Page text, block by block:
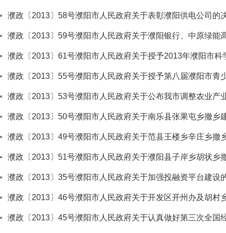
濮政〔2013〕58号濮阳市人民政府关于表彰濮阳供电公司的
濮政〔2013〕59号濮阳市人民政府关于濮阳银行、中原绿能
濮政〔2013〕61号濮阳市人民政府关于授予2013年濮阳市科
濮政〔2013〕55号濮阳市人民政府关于授予第八届濮阳市青
濮政〔2013〕53号濮阳市人民政府关于公布我市调整农业产
濮政〔2013〕50号濮阳市人民政府关于南乐县张果屯乡撤乡
濮政〔2013〕49号濮阳市人民政府关于范县王楼乡辛庄乡撤
濮政〔2013〕51号濮阳市人民政府关于濮阳县子岸乡胡状乡
濮政〔2013〕35号濮阳市人民政府关于加强投融资平台建设
濮政〔2013〕46号濮阳市人民政府关于开发区开州办及胡村
濮政〔2013〕45号濮阳市人民政府关于认真做好第三次全国